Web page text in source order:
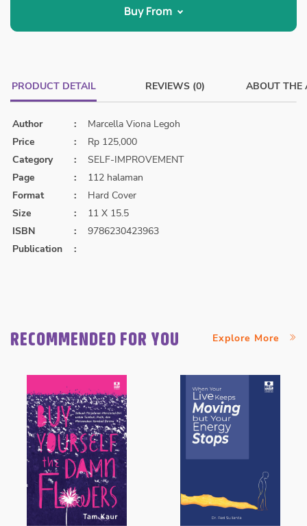
Semoga buku ini menjadi teman yang membantumu tersenyum
hari ini!
Buy From
PRODUCT DETAIL REVIEWS (0) ABOUT THE
Author :
Marcella Viona Legoh
Price
:
Rp 125,000
Category
:
SELF-IMPROVEMENT
Page
:
112 halaman
Format
:
Hard Cover
Size
:
11 X 15.5
ISBN
:
9786230423963
Publication
:
RECOMMENDED FOR YOU Explore More